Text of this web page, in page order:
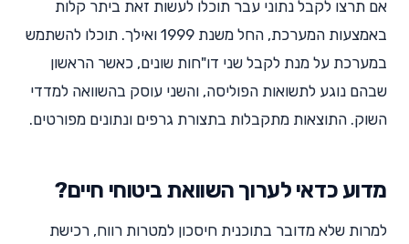
אם תרצו לקבל נתוני עבר תוכלו לעשות זאת ביתר קלות
באמצעות המערכת, החל משנת 1999 ואילך. תוכלו להשתמש
במערכת על מנת לקבל שני דו"חות שונים, כאשר הראשון
שבהם נוגע לתשואות הפוליסה, והשני עוסק בהשוואה למדדי
השוק. התוצאות מתקבלות בתצורת גרפים ונתונים מפורטים.
מדוע כדאי לערוך השוואת ביטוחי חיים?
למרות שלא מדובר בתוכנית חיסכון למטרות רווח, רכישת